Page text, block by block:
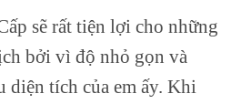
sẽ rất tiện lợi cho những
bởi vì độ nhỏ gọn và
diện tích của em ấy. Khi